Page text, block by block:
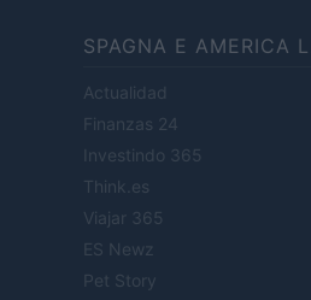
SPAGNA E AMERICA
Actualidad
Finanzas 24
Investindo 365
Think.es
Viajar 365
ES Newz
Pet Story